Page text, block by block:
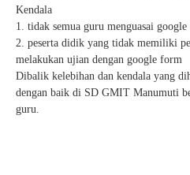
Kendala
1. tidak semua guru menguasai
2. peserta didik yang tidak memiliki
melakukan ujian dengan google form
Dibalik kelebihan dan kendala yang
dengan baik di SD GMIT Manumuti
guru.